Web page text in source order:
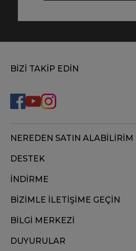
BİZİ TAKİP EDİN
NEREDEN SATIN ALABİLİRİM
DESTEK
İNDİRME
BİZİMLE İLETİŞİME GEÇİN
BİLGİ MERKEZİ
DUYURULAR